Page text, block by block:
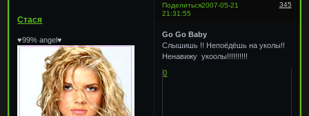
Поделиться 345
2007-05-21
21:31:55
Стася
♥99% angel♥
Go Go Baby
Слышишь !! Непоёдёшь на уколы!!
Ненавижу укоолы!!!!!!!!!!
0